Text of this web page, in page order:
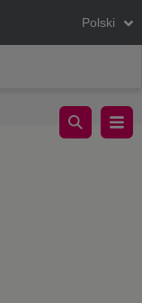
Polski